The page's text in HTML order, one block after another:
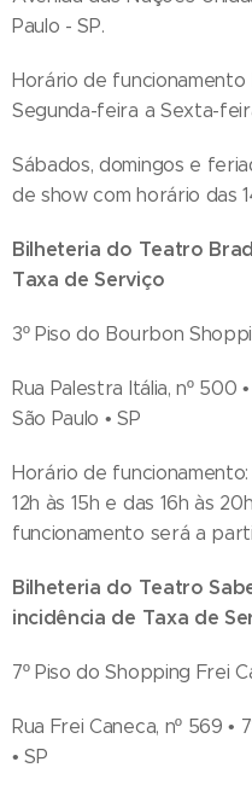
Paulo - SP.
Horário de funcionamento
Segunda-feira a Sexta-
Sábados, domingos e
de show com horário das
Bilheteria do Teatro
Taxa de Serviço
3º Piso do Bourbon
Rua Palestra Itália, nº 500
São Paulo • SP
Horário de
12h às 15h e das 16h às
funcionamento será a
Bilheteria do Teatro
incidência de Taxa de
7º Piso do Shopping Frei
Rua Frei Caneca, nº 569 •
• SP